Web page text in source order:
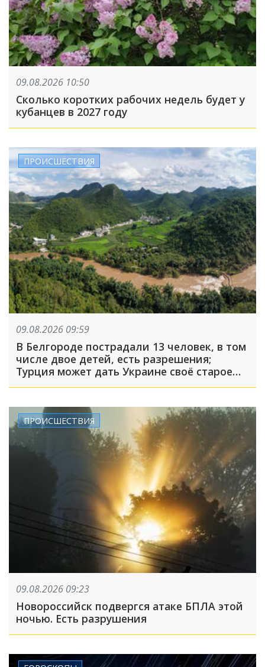
09.08.2026 10:50
Сколько коротких рабочих недель будет у
кубанцев в 2027 году
ПРОИСШЕСТВИЯ
09.08.2026 09:59
В Белгороде пострадали 13 человек, в том
числе двое детей, есть разрешения;
Турция может дать Украине своё старое
ПРОИСШЕСТВИЯ
09.08.2026 09:23
Новороссийск подвергся атаке БПЛА этой
ночью. Есть разрушения